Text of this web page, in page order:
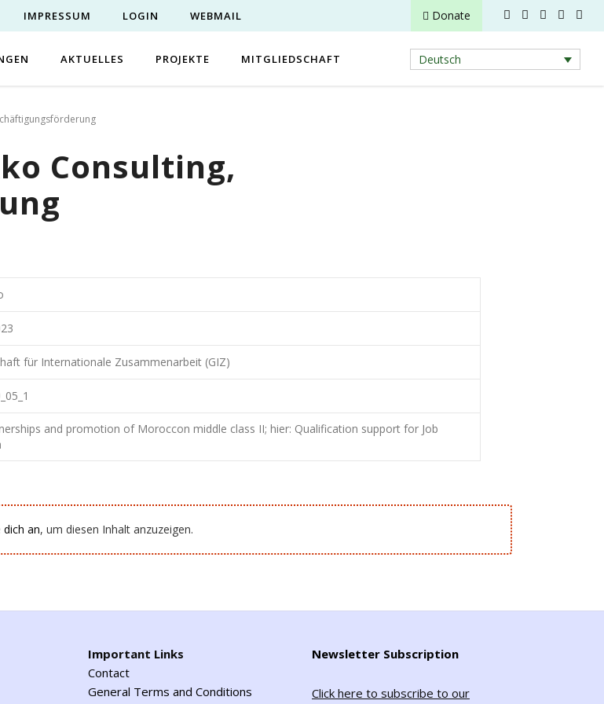
IMPRESSUM LOGIN WEBMAIL Donate
AKTUELLES PROJEKTE MITGLIEDSCHAFT Deutsch
Consulting,
für Internationale Zusammenarbeit (GIZ)
and promotion of Moroccon middle class II; hier: Qualification support for Job
dich an, um diesen Inhalt anzuzeigen.
Important Links
Contact
General Terms and Conditions
Newsletter Subscription
Click here to subscribe to our